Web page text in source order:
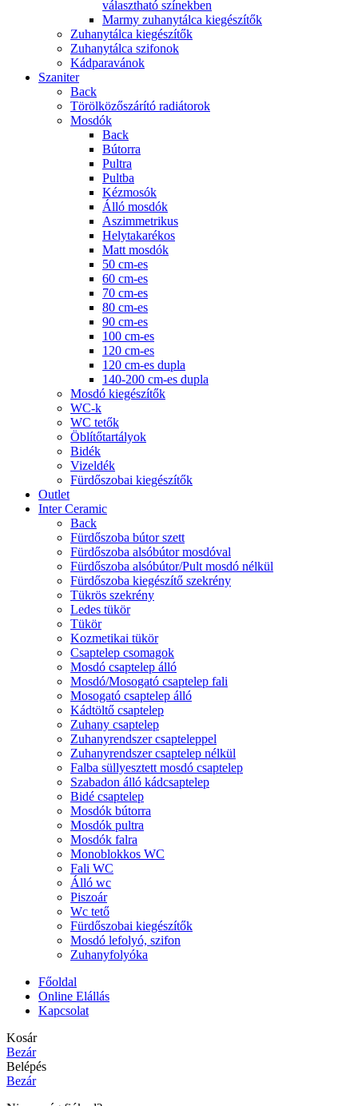
választható színekben
Marmy zuhanytálca kiegészítők
Zuhanytálca kiegészítők
Zuhanytálca szifonok
Kádparavánok
Szaniter
Back
Törölközőszárító radiátorok
Mosdók
Back
Bútorra
Pultra
Pultba
Kézmosók
Álló mosdók
Aszimmetrikus
Helytakarékos
Matt mosdók
50 cm-es
60 cm-es
70 cm-es
80 cm-es
90 cm-es
100 cm-es
120 cm-es
120 cm-es dupla
140-200 cm-es dupla
Mosdó kiegészítők
WC-k
WC tetők
Öblítőtartályok
Bidék
Vizeldék
Fürdőszobai kiegészítők
Outlet
Inter Ceramic
Back
Fürdőszoba bútor szett
Fürdőszoba alsóbútor mosdóval
Fürdőszoba alsóbútor/Pult mosdó nélkül
Fürdőszoba kiegészítő szekrény
Tükrös szekrény
Ledes tükör
Tükör
Kozmetikai tükör
Csaptelep csomagok
Mosdó csaptelep álló
Mosdó/Mosogató csaptelep fali
Mosogató csaptelep álló
Kádtöltő csaptelep
Zuhany csaptelep
Zuhanyrendszer csapteleppel
Zuhanyrendszer csaptelep nélkül
Falba süllyesztett mosdó csaptelep
Szabadon álló kádcsaptelep
Bidé csaptelep
Mosdók bútorra
Mosdók pultra
Mosdók falra
Monoblokkos WC
Fali WC
Álló wc
Piszoár
Wc tető
Fürdőszobai kiegészítők
Mosdó lefolyó, szifon
Zuhanyfolyóka
Főoldal
Online Elállás
Kapcsolat
Kosár
Bezár
Belépés
Bezár